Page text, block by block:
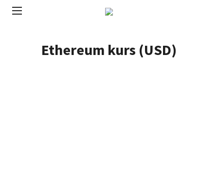
Ethereum kurs (USD)